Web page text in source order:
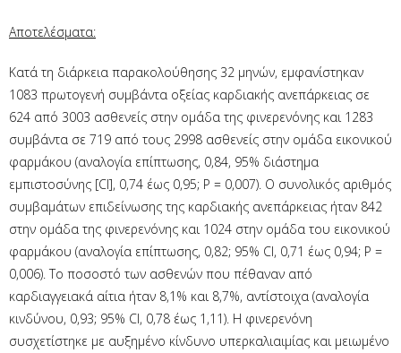
Αποτελέσματα:
Κατά τη διάρκεια παρακολούθησης 32 μηνών, εμφανίστηκαν
1083 πρωτογενή συμβάντα οξείας καρδιακής ανεπάρκειας σε
624 από 3003 ασθενείς στην ομάδα της φινερενόνης και 1283
συμβάντα σε 719 από τους 2998 ασθενείς στην ομάδα εικονικού
φαρμάκου (αναλογία επίπτωσης, 0,84, 95% διάστημα
εμπιστοσύνης [CI], 0,74 έως 0,95; P = 0,007). Ο συνολικός αριθμός
συμβαμάτων επιδείνωσης της καρδιακής ανεπάρκειας ήταν 842
στην ομάδα της φινερενόνης και 1024 στην ομάδα του εικονικού
φαρμάκου (αναλογία επίπτωσης, 0,82; 95% CI, 0,71 έως 0,94; P =
0,006). Το ποσοστό των ασθενών που πέθαναν από
καρδιαγγειακά αίτια ήταν 8,1% και 8,7%, αντίστοιχα (αναλογία
κινδύνου, 0,93; 95% CI, 0,78 έως 1,11). Η φινερενόνη
συσχετίστηκε με αυξημένο κίνδυνο υπερκαλιαιμίας και μειωμένο